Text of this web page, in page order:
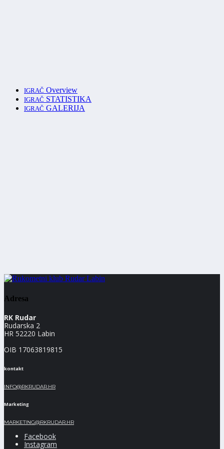
IGRAČ Overview
IGRAČ STATISTIKA
IGRAČ GALERIJA
Adresa
RK Rudar
Rudarska 2
HR 52220 Labin
OIB 17063819815
kontakt
INFO@RKRUDAR.HR
Marketing
MARKETING@RKRUDAR.HR
Facebook
Instagram